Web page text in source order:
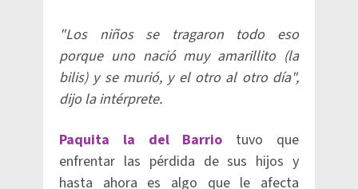
"Los niños se tragaron todo eso
porque uno nació muy amarillito (la
bilis) y se murió, y el otro al otro día",
dijo la intérprete.
Paquita la del Barrio tuvo que
enfrentar las pérdida de sus hijos y
hasta ahora es algo que le afecta